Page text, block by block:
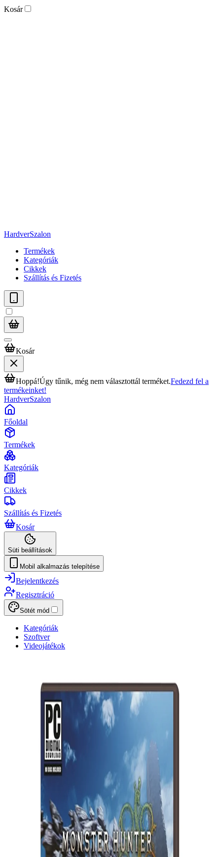
Kosár
HardverSzalon
Termékek
Kategóriák
Cikkek
Szállítás és Fizetés
Kosár
Hoppá!Úgy tűnik, még nem választottál terméket.Fedezd fel a
termékeinket!
HardverSzalon
Főoldal
Termékek
Kategóriák
Cikkek
Szállítás és Fizetés
Kosár
Süti beállítások
Mobil alkalmazás telepítése
Bejelentkezés
Regisztráció
Sötét mód
Kategóriák
Szoftver
Videojátékok